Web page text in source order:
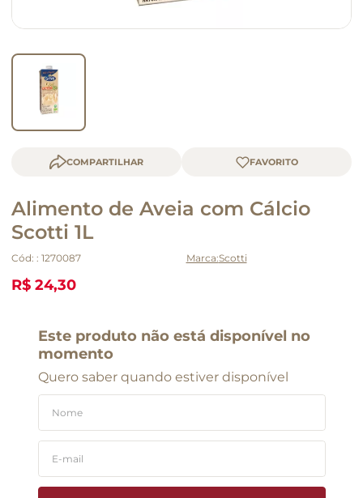
COMPARTILHAR
Alimento de Aveia com Cálcio
Scotti 1L
Cód: : 1270087 Scotti
R$ 24,30
Este produto não está disponível no
momento
Quero saber quando estiver disponível